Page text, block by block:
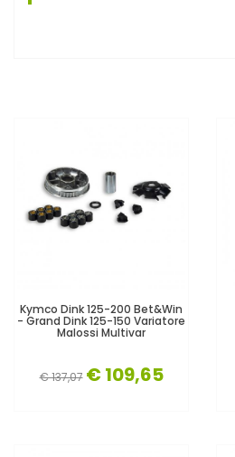
Kymco Dink 125-200 Bet&Win
- Grand Dink 125-150 Variatore
Malossi Multivar
€ 137,07 € 109,65